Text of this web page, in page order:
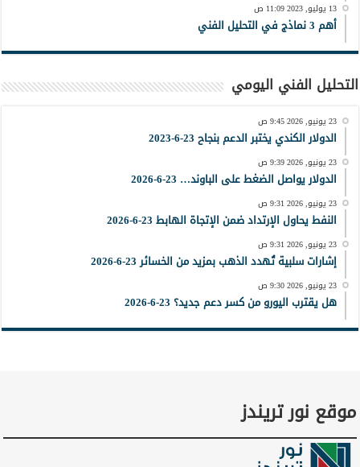
13 يوليو, 2023 11:09 ص
أهم 3 نماذج في التحليل الفني
التحليل الفني اليومي
23 يونيو, 2026 9:45 ص
الدولار الكندي يختبر الدعم بنجاح 23-6-2023
23 يونيو, 2026 9:39 ص
الدولار يواصل الضغط على الباوند… 23-6-2026
23 يونيو, 2026 9:31 ص
النفط يحاول الإرتداد ضمن الإتجاة الهابط 23-6-2026
23 يونيو, 2026 9:31 ص
إشارات سلبية تُهدد الذهب بمزيد من الخسائر 23-6-2026
23 يونيو, 2026 9:30 ص
هل يقترب اليورو من كسر دعم جديد؟ 23-6-2026
موقع نور تريندز